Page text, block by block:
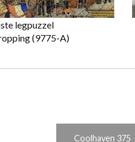
legpuzzel
(9775-A)
Coolhaven 375